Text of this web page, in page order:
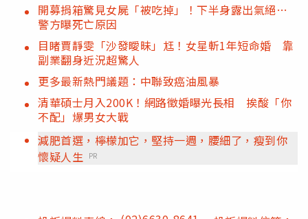
開募捐箱驚見女屍「被吃掉」！下半身露出氣絕…
警方曝死亡原因
目睹賈靜雯「沙發曖昧」尪！女星斬1年短命婚 靠
副業翻身近況超驚人
更多最新熱門議題：中聯致癌油風暴
清華碩士月入200K！網路徵婚曝光長相 挨酸「你
不配」爆男女大戰
減肥首選，檸檬加它，堅持一週，腰細了，瘦到你
懷疑人生
PR